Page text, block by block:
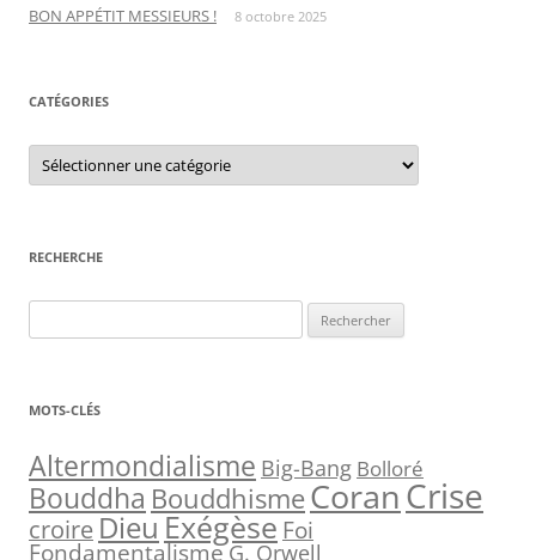
BON APPÉTIT MESSIEURS ! 8 octobre 2025
CATÉGORIES
C
t
r
i
s
RECHERCHE
e
h
r
c
h
e
MOTS-CLÉS
Altermondialisme Big-Bang Bolloré
Bouddha BouddhismeCoranCrise
croire DieuExégèse Foi
Fondamentalisme G. Orwell